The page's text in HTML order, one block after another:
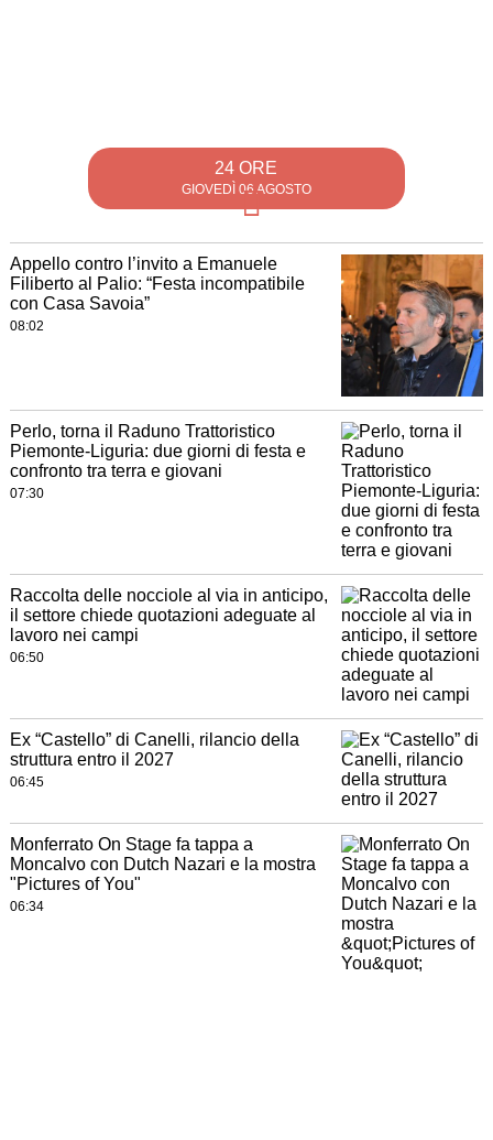
24 ORE
GIOVEDÌ 06 AGOSTO
Appello contro l’invito a Emanuele
Filiberto al Palio: “Festa incompatibile
con Casa Savoia”
08:02
Perlo, torna il Raduno Trattoristico
Piemonte-Liguria: due giorni di festa e
confronto tra terra e giovani
07:30
Raccolta delle nocciole al via in anticipo,
il settore chiede quotazioni adeguate al
lavoro nei campi
06:50
Ex “Castello” di Canelli, rilancio della
struttura entro il 2027
06:45
Monferrato On Stage fa tappa a
Moncalvo con Dutch Nazari e la mostra
"Pictures of You"
06:34